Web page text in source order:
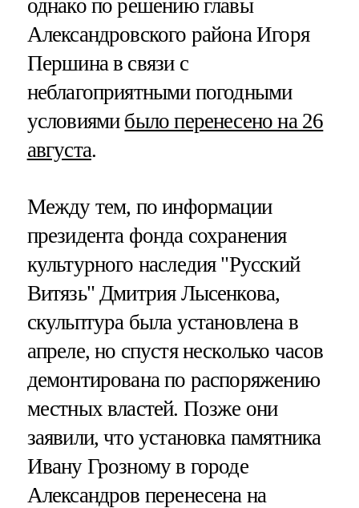
однако по решению главы
Александровского района Игоря
Першина в связи с
неблагоприятными погодными
условиями было перенесено на 26
августа.
Между тем, по информации
президента фонда сохранения
культурного наследия "Русский
Витязь" Дмитрия Лысенкова,
скульптура была установлена в
апреле, но спустя несколько часов
демонтирована по распоряжению
местных властей. Позже они
заявили, что установка памятника
Ивану Грозному в городе
Александров перенесена на